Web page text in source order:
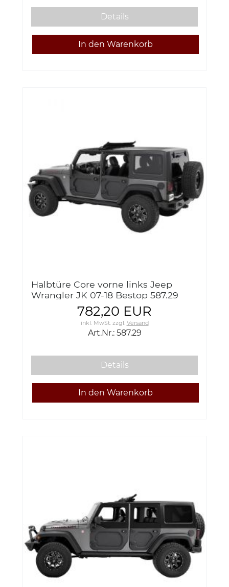
Details
Halbtüre Core vorne links Jeep
Wrangler JK 07-18 Bestop 587.29
Core Half Door front left
782,20 EUR
inkl. MwSt.zzgl. Versand
Art.Nr.: 587.29
Details